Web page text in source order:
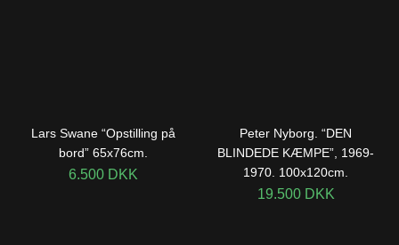
Lars Swane “Opstilling på
bord” 65x76cm.
6.500 DKK
Peter Nyborg. “DEN
BLINDEDE KÆMPE”, 1969-
1970. 100x120cm.
19.500 DKK